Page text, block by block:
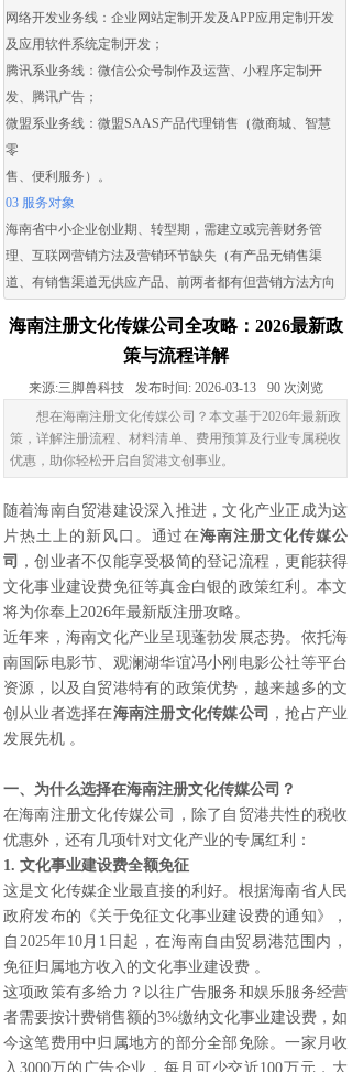
网络开发业务线： 企业网站定制开发及APP应用定制开发
及应用软件系统定制开发 ；
腾讯系业务线：微信公众号制作及运营、 小程序定制开
发、腾讯广告；
微盟系业务线： 微盟SAAS产品代理销售（微商城、智慧
零
售、便利服务）。
03 服务对象
海南省中小企业创业期、转型期，需建立或完善财务管
理、互联网营销方法及营销环节缺失（有产品无销售渠
道、有销售渠道无供应产品、前两者都有但营销方法方向
海南注册文化传媒公司全攻略：2026最新政
策与流程详解
来源:三脚兽科技 发布时间: 2026-03-13 90 次浏览
想在海南注册文化传媒公司？本文基于2026年最新政
策，详解注册流程、材料清单、费用预算及行业专属税收
优惠，助你轻松开启自贸港文创事业。
随着海南自贸港建设深入推进，文化产业正成为这
片热土上的新风口。通过在海南注册文化传媒公
司
，创业者不仅能享受极简的登记流程，更能获得
文化事业建设费免征等真金白银的政策红利。本文
将为你奉上2026年最新版注册攻略。
近年来，海南文化产业呈现蓬勃发展态势。依托海
南国际电影节、观澜湖华谊冯小刚电影公社等平台
资源，以及自贸港特有的政策优势，越来越多的文
创从业者选择在海南注册文化传媒公司
，抢占产业
发展先机 。
一、为什么选择在海南注册文化传媒公司 ？
在海南注册文化传媒公司，除了自贸港共性的税收
优惠外，还有几项针对文化产业的专属红利：
1. 文化事业建设费全额免征
这是文化传媒企业最直接的利好。根据海南省人民
政府发布的《关于免征文化事业建设费的通知》，
自2025年10月1日起，在海南自由贸易港范围内，
免征归属地方收入的文化事业建设费 。
这项政策有多给力？以往广告服务和娱乐服务经营
者需要按计费销售额的3%缴纳文化事业建设费，如
今这笔费用中归属地方的部分全部免除。一家月收
入3000万的广告企业，每月可少交近100万元，大